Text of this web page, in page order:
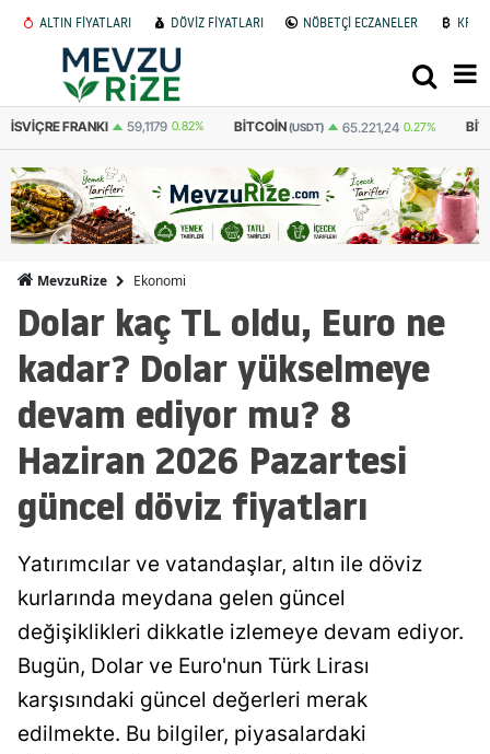
ALTIN FİYATLARI DÖVİZ FİYATLARI NÖBETÇİ ECZANELER
BITCOIN(USDT) 65.221,24 0.27% BITCOIN(TL) 3.105.387 0.242%
MevzuRize Ekonomi
Dolar kaç TL oldu, Euro ne
kadar? Dolar yükselmeye
devam ediyor mu? 8
Haziran 2026 Pazartesi
güncel döviz fiyatları
Yatırımcılar ve vatandaşlar, altın ile döviz
kurlarında meydana gelen güncel
değişiklikleri dikkatle izlemeye devam ediyor.
Bugün, Dolar ve Euro'nun Türk Lirası
karşısındaki güncel değerleri merak
edilmekte. Bu bilgiler, piyasalardaki